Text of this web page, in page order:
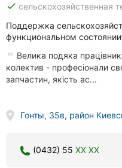
Ивано-
Франковск
Луцк
Ужгород
done сельскохозяйственная
Поддержка
функциональном
Велика подяка
колектив - професіонали
запчастин, якість ас...
Гонты, 35в, район
(0432) 55 XX XX